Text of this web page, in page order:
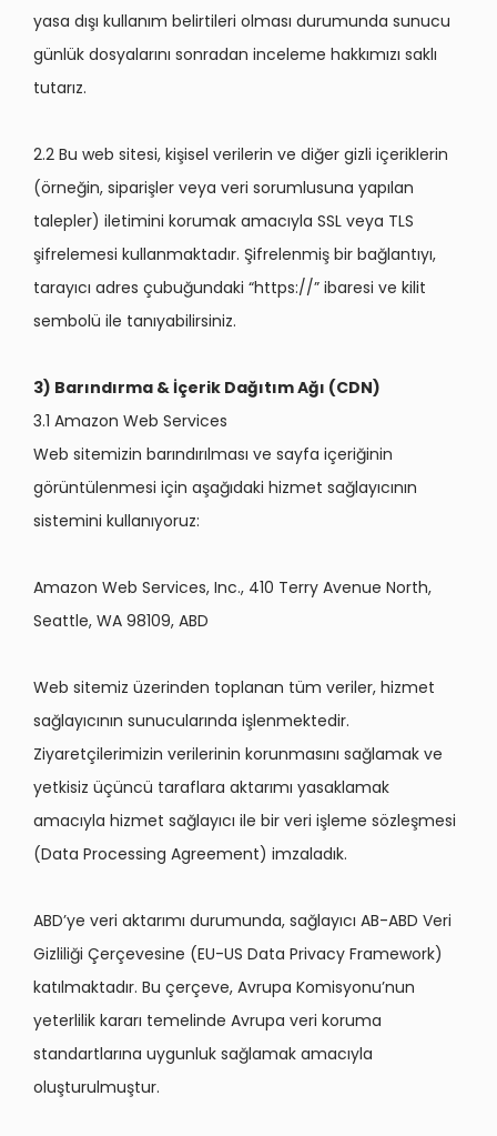
yasa dışı kullanım belirtileri olması durumunda sunucu
günlük dosyalarını sonradan inceleme hakkımızı saklı
tutarız.
2.2 Bu web sitesi, kişisel verilerin ve diğer gizli içeriklerin
(örneğin, siparişler veya veri sorumlusuna yapılan
talepler) iletimini korumak amacıyla SSL veya TLS
şifrelemesi kullanmaktadır. Şifrelenmiş bir bağlantıyı,
tarayıcı adres çubuğundaki “https://” ibaresi ve kilit
sembolü ile tanıyabilirsiniz.
3) Barındırma & İçerik Dağıtım Ağı (CDN)
3.1 Amazon Web Services
Web sitemizin barındırılması ve sayfa içeriğinin
görüntülenmesi için aşağıdaki hizmet sağlayıcının
sistemini kullanıyoruz:
Amazon Web Services, Inc., 410 Terry Avenue North,
Seattle, WA 98109, ABD
Web sitemiz üzerinden toplanan tüm veriler, hizmet
sağlayıcının sunucularında işlenmektedir.
Ziyaretçilerimizin verilerinin korunmasını sağlamak ve
yetkisiz üçüncü taraflara aktarımı yasaklamak
amacıyla hizmet sağlayıcı ile bir veri işleme sözleşmesi
(Data Processing Agreement) imzaladık.
ABD’ye veri aktarımı durumunda, sağlayıcı AB-ABD Veri
Gizliliği Çerçevesine (EU-US Data Privacy Framework)
katılmaktadır. Bu çerçeve, Avrupa Komisyonu’nun
yeterlilik kararı temelinde Avrupa veri koruma
standartlarına uygunluk sağlamak amacıyla
oluşturulmuştur.